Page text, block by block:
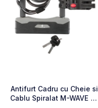
Antifurt Cadru cu Cheie si
Cablu Spiralat M-WAVE "B